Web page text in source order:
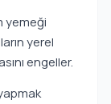
yemeği
yerel
engeller.